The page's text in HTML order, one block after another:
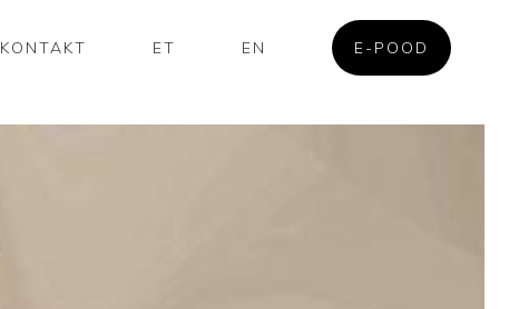
KONTAKT ET EN E-POOD